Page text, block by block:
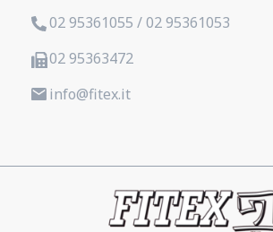
02 95361055 / 02 95361053
02 95363472
info@fitex.it